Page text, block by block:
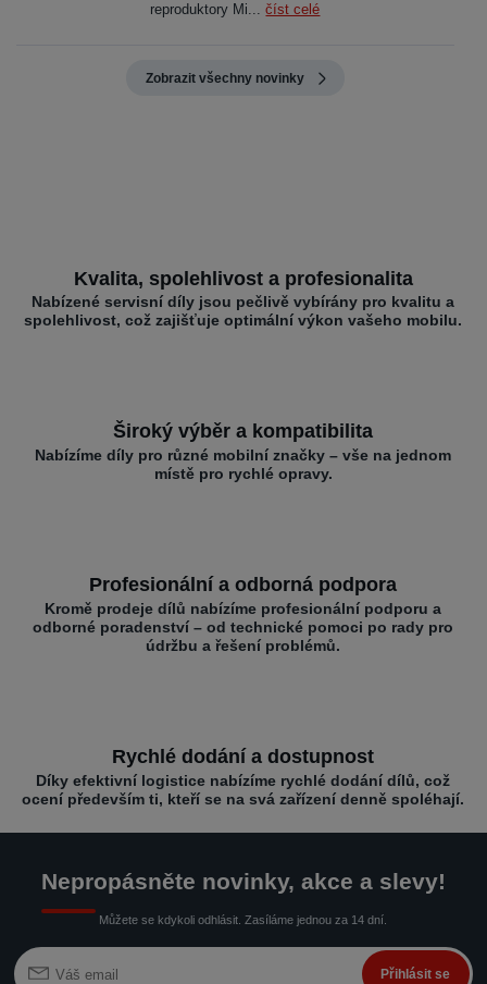
reproduktory Mi...číst celé
Zobrazit všechny novinky
Kvalita, spolehlivost a profesionalita
Nabízené servisní díly jsou pečlivě vybírány pro kvalitu a
spolehlivost, což zajišťuje optimální výkon vašeho mobilu.
Široký výběr a kompatibilita
Nabízíme díly pro různé mobilní značky – vše na jednom
místě pro rychlé opravy.
Profesionální a odborná podpora
Kromě prodeje dílů nabízíme profesionální podporu a
odborné poradenství – od technické pomoci po rady pro
údržbu a řešení problémů.
Rychlé dodání a dostupnost
Díky efektivní logistice nabízíme rychlé dodání dílů, což
ocení především ti, kteří se na svá zařízení denně spoléhají.
Nepropásněte novinky, akce a slevy!
Můžete se kdykoli odhlásit. Zasíláme jednou za 14 dní.
Přihlásit se